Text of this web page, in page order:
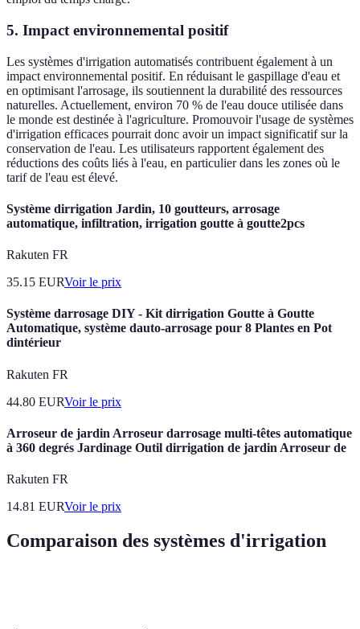
5. Impact environnemental positif
Les systèmes d'irrigation automatisés contribuent également à un
impact environnemental positif. En réduisant le gaspillage d'eau et
en optimisant l'arrosage, ils soutiennent la durabilité des ressources
naturelles. Actuellement, environ 70 % de l'eau douce utilisée dans
le monde est destinée à l'agriculture. Promouvoir l'usage de systèmes
d'irrigation efficaces pourrait donc avoir un impact significatif sur la
conservation de l'eau. Les utilisateurs rapportent également des
réductions des coûts liés à l'eau, en particulier dans les zones où le
tarif de l'eau est élevé.
Système dirrigation Jardin, 10 goutteurs, arrosage
automatique, infiltration, irrigation goutte à goutte2pcs
Rakuten FR
35.15 EURVoir le prix
Système darrosage DIY - Kit dirrigation Goutte à Goutte
Automatique, système dauto-arrosage pour 8 Plantes en Pot
dintérieur
Rakuten FR
44.80 EURVoir le prix
Arroseur de jardin Arroseur darrosage multi-têtes automatique
à 360 degrés Jardinage Outil dirrigation de jardin Arroseur de
Rakuten FR
14.81 EURVoir le prix
Comparaison des systèmes d'irrigation